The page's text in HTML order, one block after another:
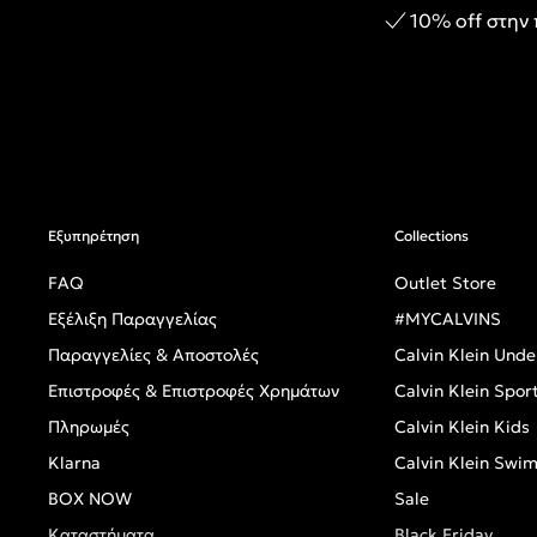
10% off
Εξυπηρέτηση
FAQ
Εξέλιξη Παραγγελίας
Παραγγελίες & Αποστολές
Επιστροφές & Επιστροφές Χρημάτων
Πληρωμές
Klarna
BOX NOW
Collections
Outlet Store
#MYCALVINS
Calvin Klein
Calvin Klein
Calvin Klein Kids
Calvin Klein
Sale